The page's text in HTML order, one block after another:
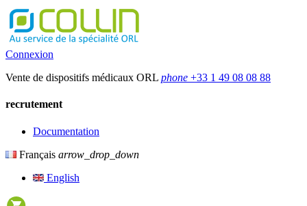
Connexion
Vente de dispositifs médicaux ORL phone +33 1 49 08 08 88
recrutement
Documentation
Français arrow_drop_down
English